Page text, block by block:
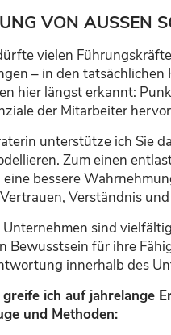
VON AUSSEN
vielen
– in den
hier längst erkannt:
der Mitarbeiter
unterstütze ich Sie
Zum einen
bessere
Verständnis
sind
Bewusstsein für ihre
innerhalb des
ich auf jahrelange
und Methoden: